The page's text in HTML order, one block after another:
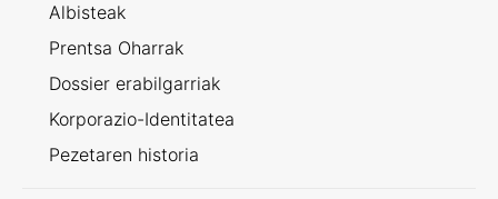
Albisteak
Prentsa Oharrak
Dossier erabilgarriak
Korporazio-Identitatea
Pezetaren historia